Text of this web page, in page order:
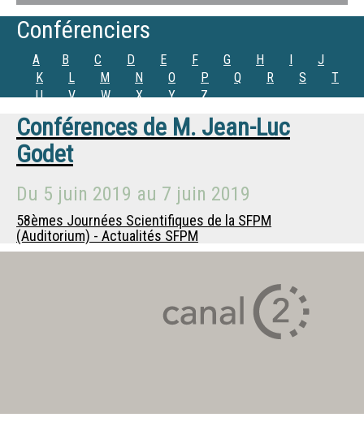
Conférenciers
A B C D E F G H I
J
K
L M N O P Q R S
T
U
V W X Y Z
Conférences de M. Jean-Luc
Godet
Du 5 juin 2019 au 7 juin 2019
58èmes Journées Scientifiques de la SFPM
(Auditorium) - Actualités SFPM